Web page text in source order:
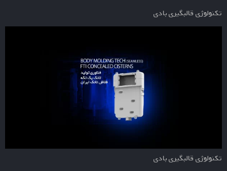
تکنولوژی قالبگیری بادی
تکنولوژی قالبگیری بادی